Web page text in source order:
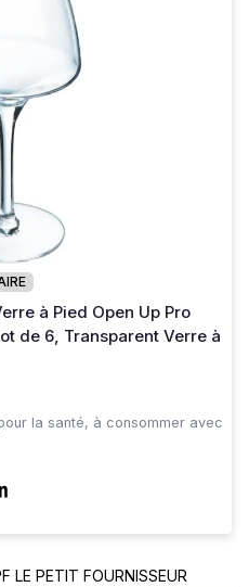
à Pied Open Up Pro
de 6, Transparent Verre à
la santé, à consommer avec
LE PETIT FOURNISSEUR